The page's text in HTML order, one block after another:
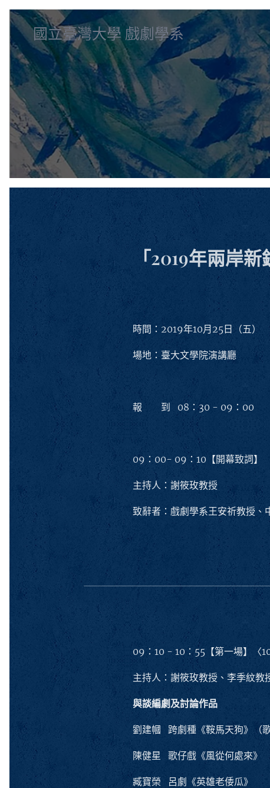
國立臺灣大學 戲劇學系
「2019年兩岸
時間：2019年10月25日（五）
場地：臺大文學院演講廳
報 到 08：30 - 09：00
09：00- 09：10【開幕致詞】
主持人：謝筱玫教授
致辭者：戲劇學系王安祈教授、
09：10 - 10：55【第一場】〈
主持人：謝筱玫教授、李季紋教
與談編劇及討論作品
劉建幗 跨劇種《鞍馬天狗》（歌
陳健星 歌仔戲《風從何處來》
臧寶榮 呂劇《英雄老倭瓜》